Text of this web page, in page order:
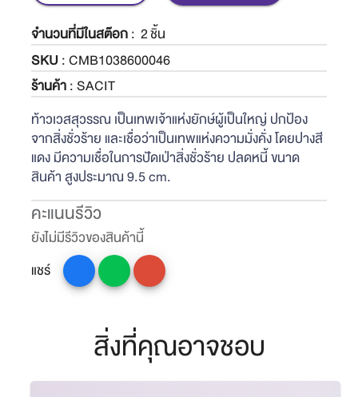
จำนวนที่มีในสต๊อก: 2 ชิ้น
SKU: CMB1038600046
ร้านค้า: SACIT
ท้าวเวสสุวรรณ เป็นเทพเจ้าแห่งยักษ์ผู้เป็นใหญ่ ปกป้อง
จากสิ่งชั่วร้าย และเชื่อว่าเป็นเทพแห่งความมั่งคั่ง โดยปางสี
แดง มีความเชื่อในการปัดเป่าสิ่งชั่วร้าย ปลดหน้ี ขนาด
สินค้า สูงประมาณ 9.5 cm.
คะแนนรีวิว
ยังไม่มีรีวิวของสินค้านี้
แชร์
สิ่งที่คุณอาจชอบ